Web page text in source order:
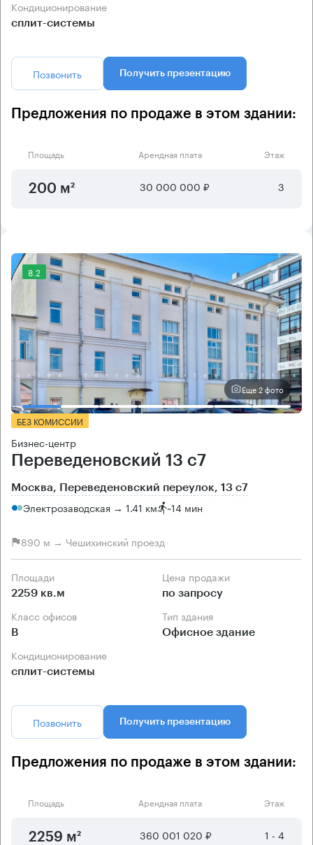
Кондиционирование
сплит-системы
Позвонить Получить презентацию
Предложения по продаже в этом здании:
Площадь Арендная плата Этаж
200 м² 30 000 000 ₽ 3
8.2
Еще 2 фото
БЕЗ КОМИССИИ
Бизнес-центр
Переведеновский 13 с7
Москва, Переведеновский переулок, 13 с7
Электрозаводская → 1.41 км ~14 мин
890 м → Чешихинский проезд
Площади
2259 кв.м
Цена продажи
по запросу
Класс офисов
B
Тип здания
Офисное здание
Кондиционирование
сплит-системы
Позвонить Получить презентацию
Предложения по продаже в этом здании:
Площадь Арендная плата Этаж
2259 м² 360 001 020 ₽ 1 - 4